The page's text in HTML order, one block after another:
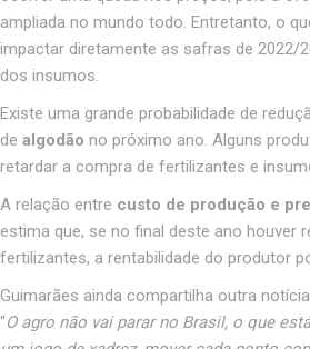
ampliada no mundo todo. Entretanto, o
impactar diretamente as safras de 2022/
dos insumos.
Existe uma grande probabilidade de
de algodão no próximo ano. Alguns
retardar a compra de fertilizantes e
A relação entre custo de produção e
estima que, se no final deste ano houver
fertilizantes, a rentabilidade do produtor
Guimarães ainda compartilha outra
“O agro não vai parar no Brasil, o que